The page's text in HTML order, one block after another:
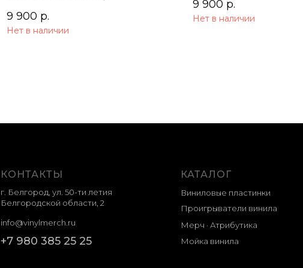
9 900 р.
Нет в наличии
9 900 р.
Нет в наличии
КОНТАКТЫ
г. Белгород, ул. 50-ти летия
Белгородской области, 2
КАТАЛОГ
Виниловые пластинки
+7 980 385 25 25
Проигрыватели винила
Мерч · Атрибутика
Мойка винила
info@vinylmerch.ru